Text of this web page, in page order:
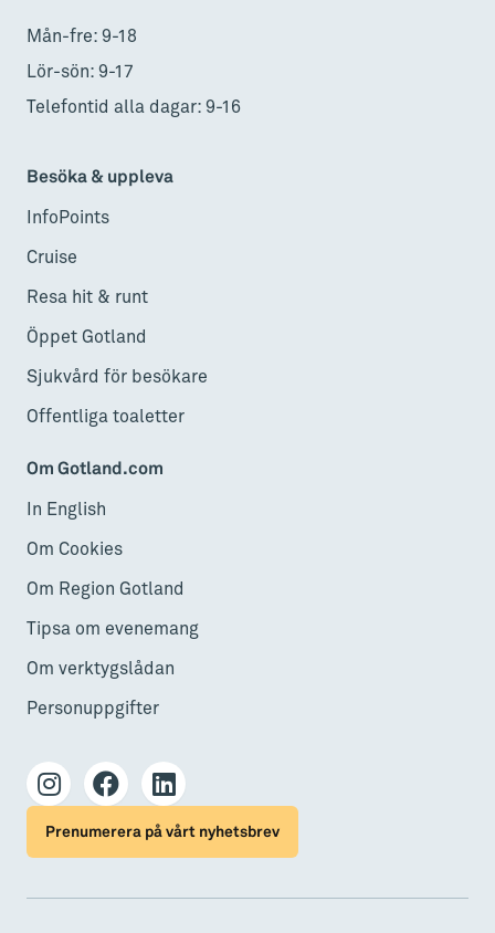
Mån-fre: 9-18
Lör-sön: 9-17
Telefontid alla dagar: 9-16
Besöka & uppleva
InfoPoints
Cruise
Resa hit & runt
Öppet Gotland
Sjukvård för besökare
Offentliga toaletter
Om Gotland.com
In English
Om Cookies
Om Region Gotland
Tipsa om evenemang
Om verktygslådan
Personuppgifter
Prenumerera på vårt nyhetsbrev